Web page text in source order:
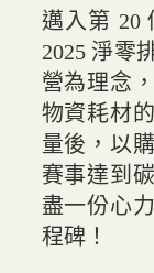
邁入第 20
2025 淨零
營為理念
物資耗材
量後，以
賽事達到
盡一份心
程碑！